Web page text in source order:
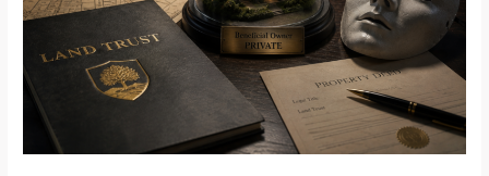
身
器”